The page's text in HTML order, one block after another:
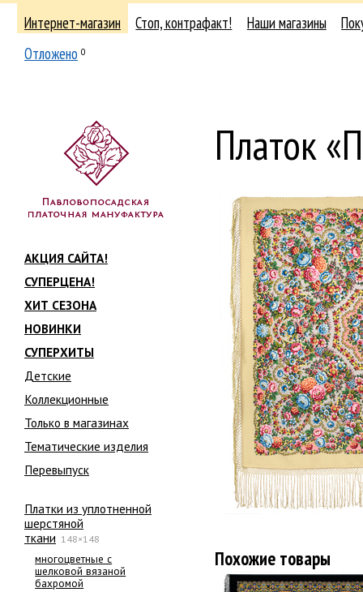
Интернет-магазин Стоп, контрафакт! Наши магазины
Отложено 0
АКЦИЯ САЙТА!
СУПЕРЦЕНА!
ХИТ СЕЗОНА
НОВИНКИ
СУПЕРХИТЫ
Детские
Коллекционные
Только в магазинах
Тематические изделия
Перевыпуск
Платки из уплотненной
шерстяной
ткани 148×148
многоцветные с
шелковой вязаной
бахромой
Платок
Похожие товары